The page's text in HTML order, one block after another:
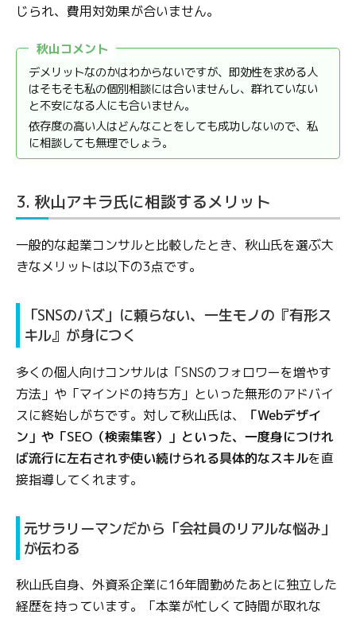
じられ、費用対効果が合いません。
秋山コメント
デメリットなのかはわからないですが、即効性を求める人
はそもそも私の個別相談には合いませんし、群れていない
と不安になる人にも合いません。
依存度の高い人はどんなことをしても成功しないので、私
に相談しても無理でしょう。
3. 秋山アキラ氏に相談するメリット
一般的な起業コンサルと比較したとき、秋山氏を選ぶ大
きなメリットは以下の3点です。
「SNSのバズ」に頼らない、一生モノの『有形ス
キル』が身につく
多くの個人向けコンサルは「SNSのフォロワーを増やす
方法」や「マインドの持ち方」といった無形のアドバイ
スに終始しがちです。対して秋山氏は、
「Webデザイ
ン」や「SEO（検索集客）」といった、一度身につけれ
ば流行に左右されず使い続けられる具体的なスキルを直
接指導してくれます。
元サラリーマンだから「会社員のリアルな悩み」
が伝わる
秋山氏自身、外資系企業に16年間勤めたあとに独立した
経歴を持っています。「本業が忙しくて時間が取れな